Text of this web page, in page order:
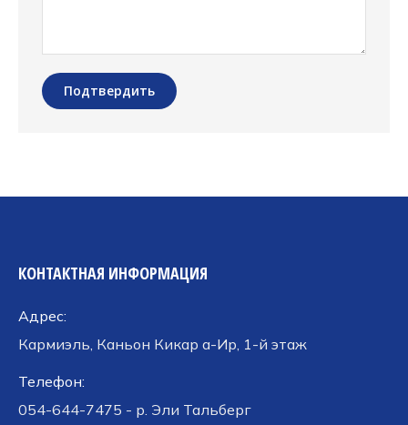
Подтвердить
КОНТАКТНАЯ ИНФОРМАЦИЯ
Адрес:
Кармиэль, Каньон Кикар а-Ир, 1-й этаж
Телефон:
054-644-7475 - р. Эли Тальберг